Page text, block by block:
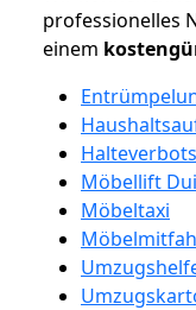
professionelles
einem
Möbellift
Möbeltaxi